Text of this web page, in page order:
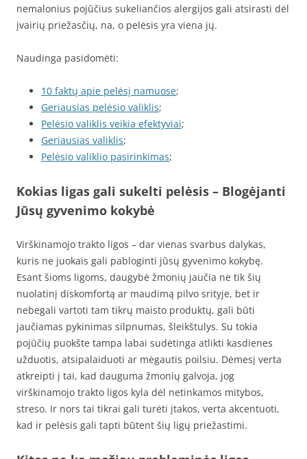
nemalonius pojūčius sukeliančios alergijos gali atsirasti dėl
įvairių priežasčių, na, o pelėsis yra viena jų.
Naudinga pasidomėti:
10 faktų apie pelėsį namuose;
Geriausias pelėsio valiklis;
Pelėsio valiklis veikia efektyviai;
Geriausias valiklis;
Pelėsio valiklio pasirinkimas;
Kokias ligas gali sukelti pelėsis – Blogėjanti
Jūsų gyvenimo kokybė
Virškinamojo trakto ligos – dar vienas svarbus dalykas,
kuris ne juokais gali pabloginti jūsų gyvenimo kokybę.
Esant šioms ligoms, daugybė žmonių jaučia ne tik šių
nuolatinį diskomfortą ar maudimą pilvo srityje, bet ir
nebegali vartoti tam tikrų maisto produktų, gali būti
jaučiamas pykinimas silpnumas, šleikštulys. Su tokia
pojūčių puokšte tampa labai sudėtinga atlikti kasdienes
užduotis, atsipalaiduoti ar mėgautis poilsiu. Dėmesį verta
atkreipti į tai, kad dauguma žmonių galvoja, jog
virškinamojo trakto ligos kyla dėl netinkamos mitybos,
streso. Ir nors tai tikrai gali turėti įtakos, verta akcentuoti,
kad ir pelėsis gali tapti būtent šių ligų priežastimi.